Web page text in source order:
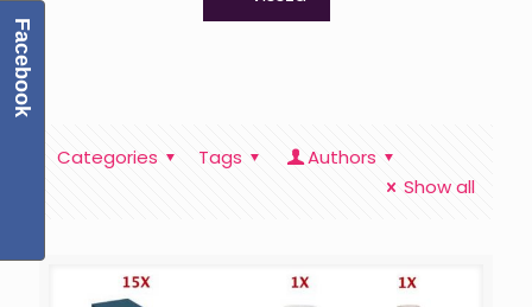
Categories Tags
Authors
Show all
Facebook